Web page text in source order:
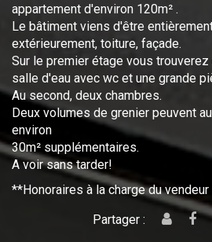
appartement d'environ 120m² .
Le bâtiment viens d'être
extérieurement, toiture, façade.
Sur le premier étage vous trouverez
salle d'eau avec wc et une grande
Au second, deux chambres.
Deux volumes de grenier peuvent
environ
30m² supplémentaires.
A voir sans tarder!
**Honoraires à la charge du vendeur
Partager :